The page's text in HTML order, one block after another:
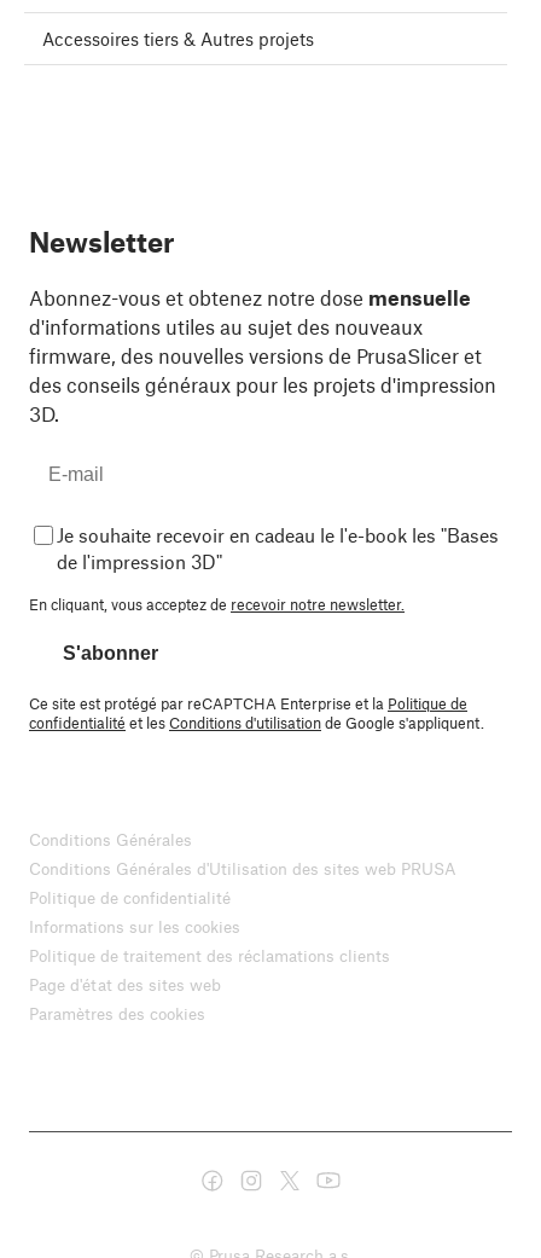
Accessoires tiers & Autres projets
Newsletter
Abonnez-vous et obtenez notre dose mensuelle
d'informations utiles au sujet des nouveaux
firmware, des nouvelles versions de PrusaSlicer et
des conseils généraux pour les projets d'impression
3D.
Je souhaite recevoir en cadeau le l'e-book les "Bases
de l'impression 3D"
En cliquant, vous acceptez de recevoir notre newsletter.
S'abonner
Ce site est protégé par reCAPTCHA Enterprise et la Politique de
confidentialité et lesConditions d'utilisationde Google s'appliquent.
Conditions Générales
Conditions Générales d'Utilisation des sites web PRUSA
Politique de confidentialité
Informations sur les cookies
Politique de traitement des réclamations clients
Page d'état des sites web
Paramètres des cookies